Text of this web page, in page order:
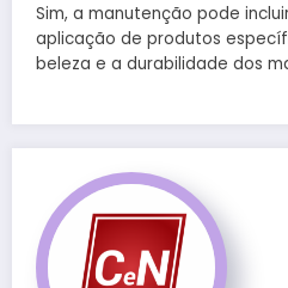
Sim, a manutenção pode
aplicação de produtos
beleza e a durabilidade dos